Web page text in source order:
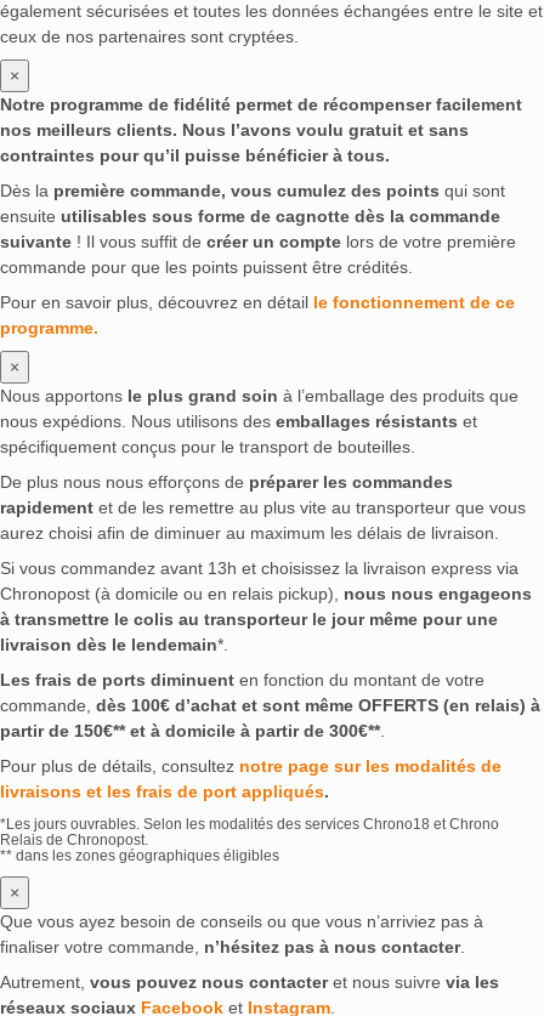
également sécurisées et toutes les données échangées entre le site et
ceux de nos partenaires sont cryptées.
×
Notre programme de fidélité permet de récompenser facilement
nos meilleurs clients. Nous l’avons voulu gratuit et sans
contraintes pour qu’il puisse bénéficier à tous.
Dès la première commande, vous cumulez des points qui sont
ensuite utilisables sous forme de cagnotte dès la commande
suivante ! Il vous suffit de créer un compte lors de votre première
commande pour que les points puissent être crédités.
Pour en savoir plus, découvrez en détail le fonctionnement de ce
programme.
×
Nous apportons le plus grand soin à l’emballage des produits que
nous expédions. Nous utilisons des emballages résistants et
spécifiquement conçus pour le transport de bouteilles.
De plus nous nous efforçons de préparer les commandes
rapidement et de les remettre au plus vite au transporteur que vous
aurez choisi afin de diminuer au maximum les délais de livraison.
Si vous commandez avant 13h et choisissez la livraison express via
Chronopost (à domicile ou en relais pickup), nous nous engageons
à transmettre le colis au transporteur le jour même pour une
livraison dès le lendemain*.
Les frais de ports diminuent en fonction du montant de votre
commande, dès 100€ d’achat et sont même OFFERTS (en relais) à
partir de 150€** et à domicile à partir de 300€**.
Pour plus de détails, consultez notre page sur les modalités de
livraisons et les frais de port appliqués.
*Les jours ouvrables. Selon les modalités des services Chrono18 et Chrono
Relais de Chronopost.
** dans les zones géographiques éligibles
×
Que vous ayez besoin de conseils ou que vous n’arriviez pas à
finaliser votre commande, n’hésitez pas à nous contacter.
Autrement, vous pouvez nous contacteret nous suivre via les
réseaux sociaux Facebook et Instagram.